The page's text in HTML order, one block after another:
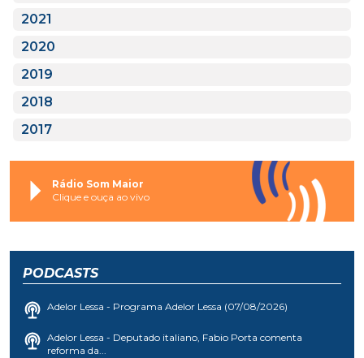
2021
2020
2019
2018
2017
Rádio Som Maior
Clique e ouça ao vivo
PODCASTS
Adelor Lessa - Programa Adelor Lessa (07/08/2026)
Adelor Lessa - Deputado italiano, Fabio Porta comenta
reforma da...